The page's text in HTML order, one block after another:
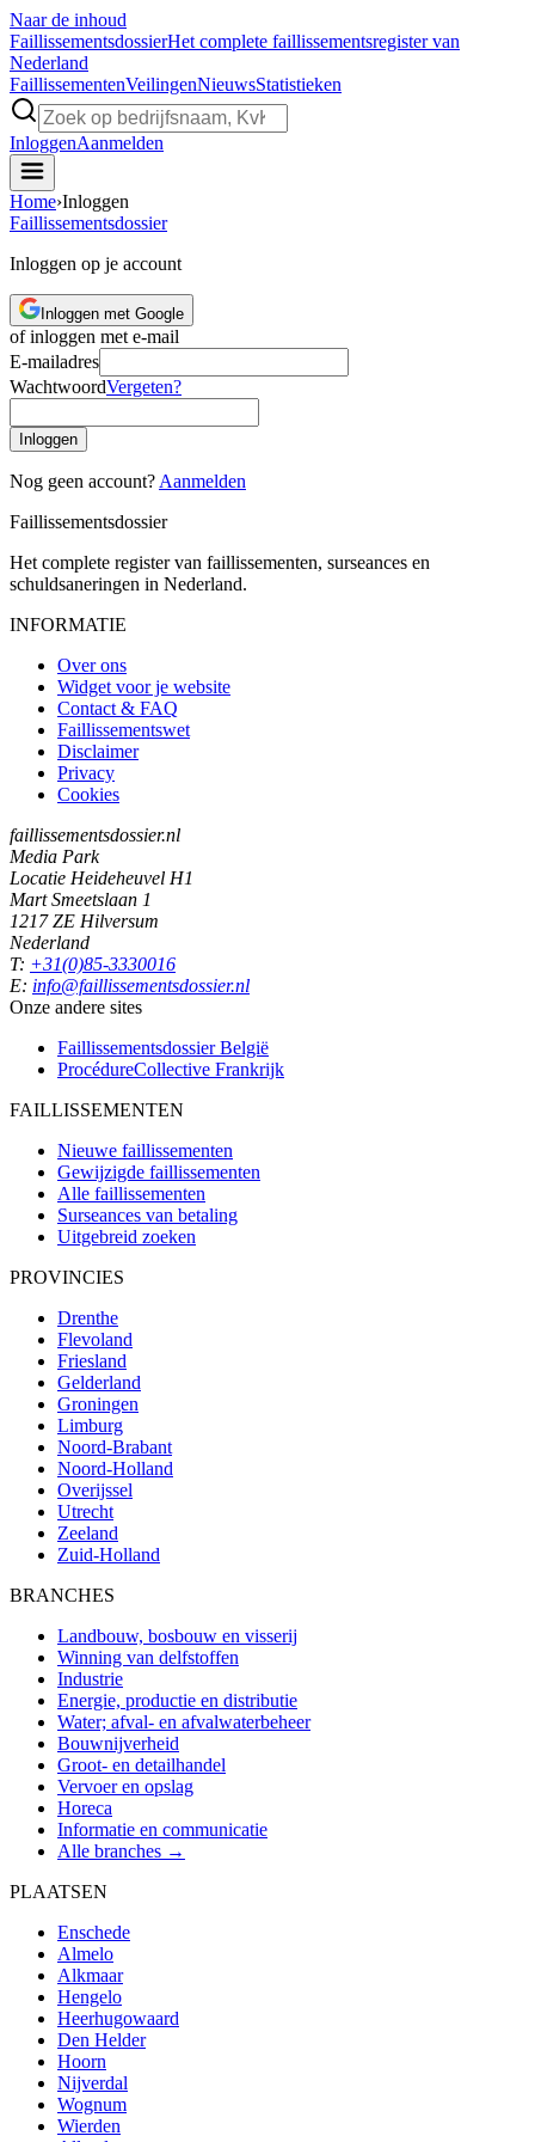
Naar de inhoud
FaillissementsdossierHet complete faillissementsregister van
Nederland
FaillissementenVeilingenNieuwsStatistieken
InloggenAanmelden
Home›Inloggen
Faillissementsdossier
Inloggen op je account
Inloggen met Google
of inloggen met e-mail
E-mailadres
WachtwoordVergeten?
Inloggen
Nog geen account? Aanmelden
Faillissementsdossier
Het complete register van faillissementen, surseances en
schuldsaneringen in Nederland.
INFORMATIE
Over ons
Widget voor je website
Contact & FAQ
Faillissementswet
Disclaimer
Privacy
Cookies
faillissementsdossier.nl
Media Park
Locatie Heideheuvel H1
Mart Smeetslaan 1
1217 ZE Hilversum
Nederland
T: +31(0)85-3330016
E: info@faillissementsdossier.nl
Onze andere sites
Faillissementsdossier België
ProcédureCollective Frankrijk
FAILLISSEMENTEN
Nieuwe faillissementen
Gewijzigde faillissementen
Alle faillissementen
Surseances van betaling
Uitgebreid zoeken
PROVINCIES
Drenthe
Flevoland
Friesland
Gelderland
Groningen
Limburg
Noord-Brabant
Noord-Holland
Overijssel
Utrecht
Zeeland
Zuid-Holland
BRANCHES
Landbouw, bosbouw en visserij
Winning van delfstoffen
Industrie
Energie, productie en distributie
Water; afval- en afvalwaterbeheer
Bouwnijverheid
Groot- en detailhandel
Vervoer en opslag
Horeca
Informatie en communicatie
Alle branches →
PLAATSEN
Enschede
Almelo
Alkmaar
Hengelo
Heerhugowaard
Den Helder
Hoorn
Nijverdal
Wognum
Wierden